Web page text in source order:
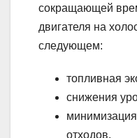
сокращающей
двигателя на
следующем:
топливная
снижения
отходов.